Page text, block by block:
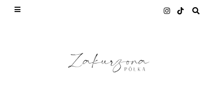
This site uses cookies from Google to deliver its
quality of service, generate usage statistics, and
to detect and address abuse.
LEARN MORE